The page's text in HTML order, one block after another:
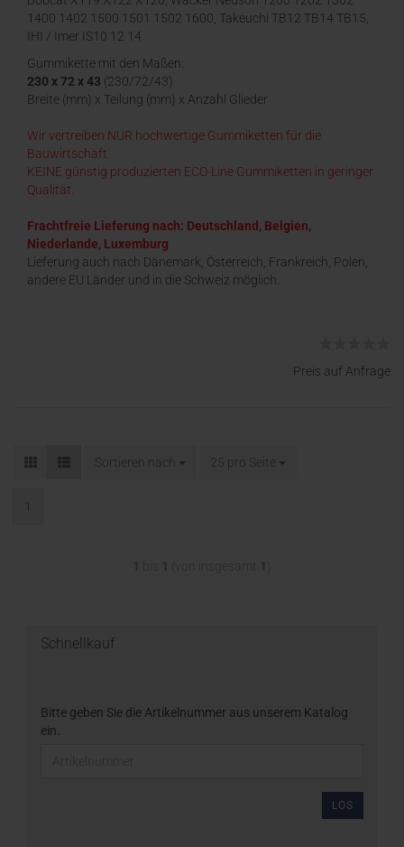
1400 1402 1500 1501 1502 1600, Takeuchi TB12 TB14 TB15,
IHI / Imer IS10 12 14
Gummikette mit den Maßen:
230 x 72 x 43 (230/72/43)
Breite (mm) x Teilung (mm) x Anzahl Glieder
Wir vertreiben NUR hochwertige Gummiketten für die
Bauwirtschaft.
KEINE günstig produzierten ECO-Line Gummiketten in geringer
Qualität.
Frachtfreie Lieferung nach: Deutschland, Belgien,
Niederlande, Luxemburg
Lieferung auch nach Dänemark, Österreich, Frankreich, Polen,
andere EU Länder und in die Schweiz möglich.
Preis auf Anfrage
Sortieren nach 25 pro Seite
1
Schnellkauf
Bitte geben Sie die Artikelnummer aus unserem Katalog
ein.
LOS